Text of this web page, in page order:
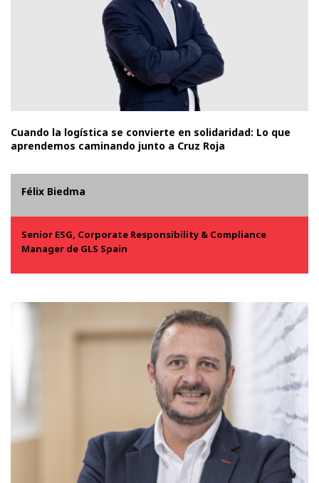
Cuando la logística se convierte en solidaridad: Lo que
aprendemos caminando junto a Cruz Roja
Félix Biedma
Senior ESG, Corporate Responsibility & Compliance
Manager de GLS Spain